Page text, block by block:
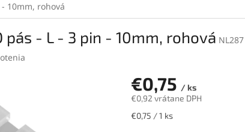
10mm, rohová
pás - L - 3 pin - 10mm, rohová NL287
€0,75 / ks
€0,92 vrátane DPH
Jednotková
€0,75 / 1 ks